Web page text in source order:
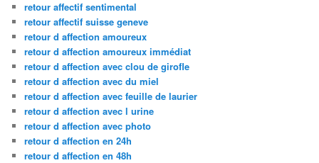
retour affectif sentimental
retour affectif suisse geneve
retour d affection amoureux
retour d affection amoureux immédiat
retour d affection avec clou de girofle
retour d affection avec du miel
retour d affection avec feuille de laurier
retour d affection avec l urine
retour d affection avec photo
retour d affection en 24h
retour d affection en 48h